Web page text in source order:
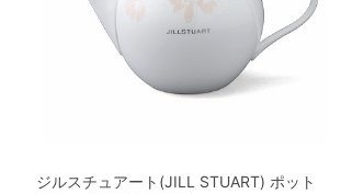
ジルスチュアート(JILL STUART) ポット